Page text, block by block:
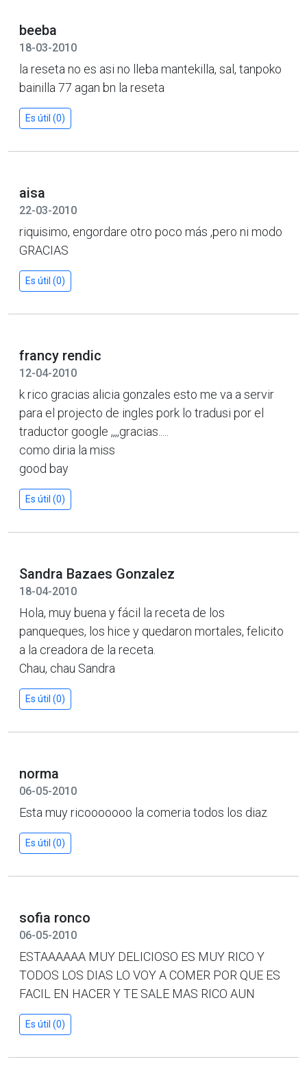
beeba
18-03-2010
la reseta no es asi no lleba mantekilla, sal, tanpoko
bainilla 77 agan bn la reseta
Es útil (0)
aisa
22-03-2010
riquisimo, engordare otro poco más ,pero ni modo
GRACIAS
Es útil (0)
francy rendic
12-04-2010
k rico gracias alicia gonzales esto me va a servir
para el projecto de ingles pork lo tradusi por el
traductor google ,,,,gracias.....
como diria la miss
good bay
Es útil (0)
Sandra Bazaes Gonzalez
18-04-2010
Hola, muy buena y fácil la receta de los
panqueques, los hice y quedaron mortales, felicito
a la creadora de la receta.
Chau, chau Sandra
Es útil (0)
norma
06-05-2010
Esta muy ricooooooo la comeria todos los diaz
Es útil (0)
sofia ronco
06-05-2010
ESTAAAAAA MUY DELICIOSO ES MUY RICO Y
TODOS LOS DIAS LO VOY A COMER POR QUE ES
FACIL EN HACER Y TE SALE MAS RICO AUN
Es útil (0)